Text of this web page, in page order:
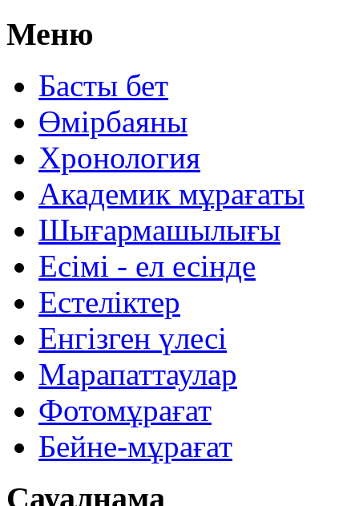
Меню
Басты бет
Өмірбаяны
Хронология
Aкадемик мұрағаты
Шығармашылығы
Есімі - ел есінде
Естеліктер
Енгізген үлесі
Марапаттаулар
Фотомұрағат
Бейне-мұрағат
Сауалнама